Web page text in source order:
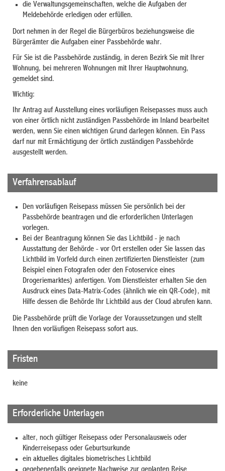
die Verwaltungsgemeinschaften, welche die Aufgaben der
Meldebehörde erledigen oder erfüllen.
Dort nehmen in der Regel die Bürgerbüros beziehungsweise die
Bürgerämter die Aufgaben einer Passbehörde wahr.
Für Sie ist die Passbehörde zuständig, in deren Bezirk Sie mit Ihrer
Wohnung, bei mehreren Wohnungen mit Ihrer Hauptwohnung,
gemeldet sind.
Wichtig:
Ihr Antrag auf Ausstellung eines vorläufigen Reisepasses muss auch
von einer örtlich nicht zuständigen Passbehörde im Inland bearbeitet
werden, wenn Sie einen wichtigen Grund darlegen können. Ein Pass
darf nur mit Ermächtigung der örtlich zuständigen Passbehörde
ausgestellt werden.
Verfahrensablauf
Den vorläufigen Reisepass müssen Sie persönlich bei der
Passbehörde beantragen und die erforderlichen Unterlagen
vorlegen.
Bei der Beantragung können Sie das Lichtbild - je nach
Ausstattung der Behörde - vor Ort erstellen oder Sie lassen das
Lichtbild im Vorfeld durch einen zertifizierten Dienstleister (zum
Beispiel einen Fotografen oder den Fotoservice eines
Drogeriemarktes) anfertigen. Vom Dienstleister erhalten Sie den
Ausdruck eines Data-Matrix-Codes (ähnlich wie ein QR-Code), mit
Hilfe dessen die Behörde Ihr Lichtbild aus der Cloud abrufen kann.
Die Passbehörde prüft die Vorlage der Voraussetzungen und stellt
Ihnen den vorläufigen Reisepass sofort aus.
Fristen
keine
Erforderliche Unterlagen
alter, noch gültiger Reisepass oder Personalausweis oder
Kinderreisepass oder Geburtsurkunde
ein aktuelles digitales biometrisches Lichtbild